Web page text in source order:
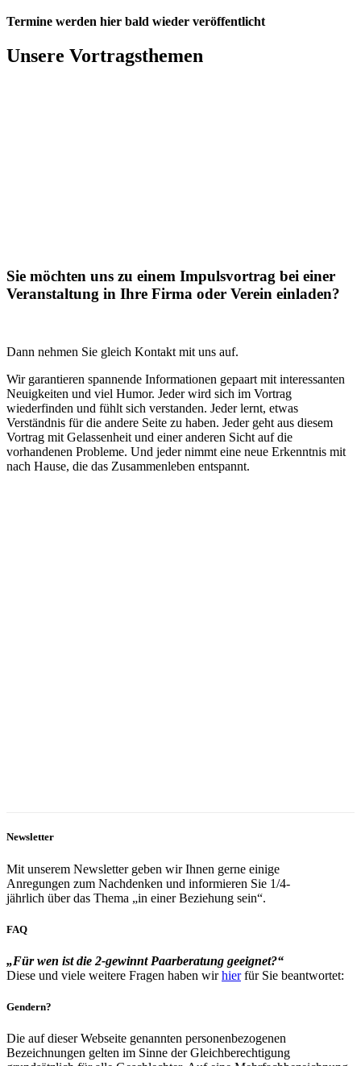
Termine werden hier bald wieder veröffentlicht
Unsere Vortragsthemen
Sie möchten uns zu einem Impulsvortrag bei einer
Veranstaltung in Ihre Firma oder Verein einladen?
Dann nehmen Sie gleich Kontakt mit uns auf.
Wir garantieren spannende Informationen gepaart mit interessanten
Neuigkeiten und viel Humor. Jeder wird sich im Vortrag
wiederfinden und fühlt sich verstanden. Jeder lernt, etwas
Verständnis für die andere Seite zu haben. Jeder geht aus diesem
Vortrag mit Gelassenheit und einer anderen Sicht auf die
vorhandenen Probleme. Und jeder nimmt eine neue Erkenntnis mit
nach Hause, die das Zusammenleben entspannt.
Newsletter
Mit unserem Newsletter geben wir Ihnen gerne einige
Anregungen zum Nachdenken und informieren Sie 1/4-
jährlich über das Thema „in einer Beziehung sein“.
FAQ
„Für wen ist die 2-gewinnt Paarberatung geeignet?“
Diese und viele weitere Fragen haben wirhierfür Sie beantwortet:
Gendern?
Die auf dieser Webseite genannten personenbezogenen
Bezeichnungen gelten im Sinne der Gleichberechtigung